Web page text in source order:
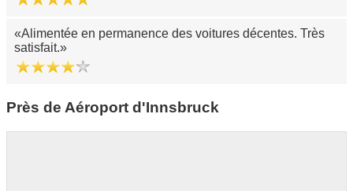
Alimentée en permanence des voitures décentes. Très
satisfait.
Près de Aéroport d'Innsbruck